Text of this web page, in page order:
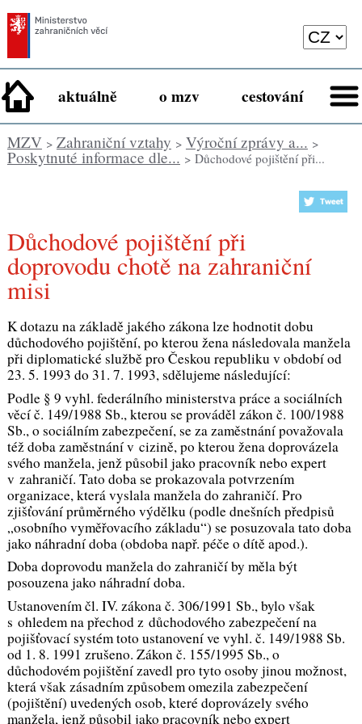
aktuálně o mzv cestování
MZV> Zahraniční vztahy > Výroční zprávy a... >
Poskytnuté informace dle... > Důchodové pojištění při...
Důchodové pojištění při
doprovodu chotě na zahraniční
misi
K dotazu na základě jakého zákona lze hodnotit dobu
důchodového pojištění, po kterou žena následovala manžela
při diplomatické službě pro Českou republiku v období od
23. 5. 1993 do 31. 7. 1993, sdělujeme následující:
Podle § 9 vyhl. federálního ministerstva práce a sociálních
věcí č. 149/1988 Sb., kterou se prováděl zákon č. 100/1988
Sb., o sociálním zabezpečení, se za zaměstnání považovala
též doba zaměstnání v cizině, po kterou žena doprovázela
svého manžela, jenž působil jako pracovník nebo expert
v zahraničí. Tato doba se prokazovala potvrzením
organizace, která vyslala manžela do zahraničí. Pro
zjišťování průměrného výdělku (podle dnešních předpisů
„osobního vyměřovacího základu“) se posuzovala tato doba
jako náhradní doba (obdoba např. péče o dítě apod.).
Doba doprovodu manžela do zahraničí by měla být
posouzena jako náhradní doba.
Ustanovením čl. IV. zákona č. 306/1991 Sb., bylo však
s ohledem na přechod z důchodového zabezpečení na
pojišťovací systém toto ustanovení ve vyhl. č. 149/1988 Sb.
od 1. 8. 1991 zrušeno. Zákon č. 155/1995 Sb., o
důchodovém pojištění zavedl pro tyto osoby jinou možnost,
která však zásadním způsobem omezila zabezpečení
(pojištění) uvedených osob, které doprovázely svého
manžela, jenž působil jako pracovník nebo expert